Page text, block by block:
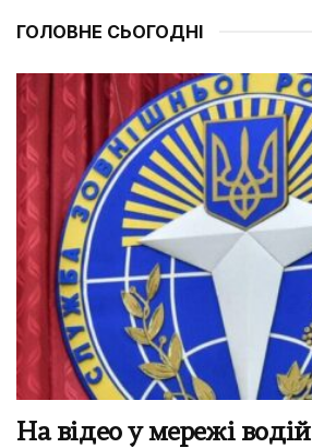
ГОЛОВНЕ СЬОГОДНІ
На відео у мережі водій